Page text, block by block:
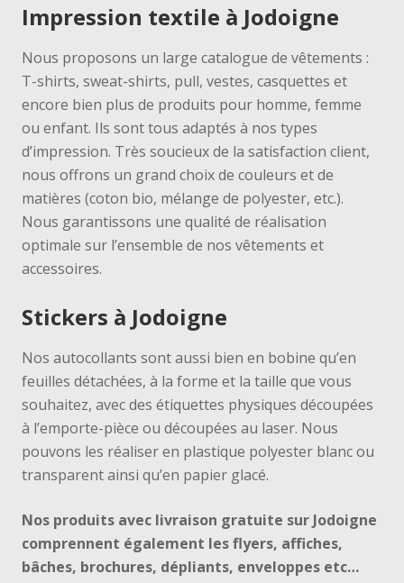
Impression textile à Jodoigne
Nous proposons un large catalogue de vêtements :
T-shirts, sweat-shirts, pull, vestes, casquettes et
encore bien plus de produits pour homme, femme
ou enfant. Ils sont tous adaptés à nos types
d’impression. Très soucieux de la satisfaction client,
nous offrons un grand choix de couleurs et de
matières (coton bio, mélange de polyester, etc.).
Nous garantissons une qualité de réalisation
optimale sur l’ensemble de nos vêtements et
accessoires.
Stickers à Jodoigne
Nos autocollants sont aussi bien en bobine qu’en
feuilles détachées, à la forme et la taille que vous
souhaitez, avec des étiquettes physiques découpées
à l’emporte-pièce ou découpées au laser. Nous
pouvons les réaliser en plastique polyester blanc ou
transparent ainsi qu’en papier glacé.
Nos produits avec livraison gratuite sur Jodoigne
comprennent également les flyers, affiches,
bâches, brochures, dépliants, enveloppes etc…